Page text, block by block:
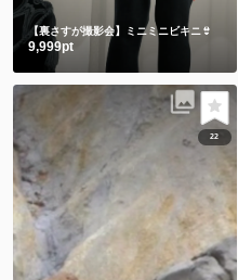
【裏さすが撮影会】ミニミニビキニ👙
9,999pt
22